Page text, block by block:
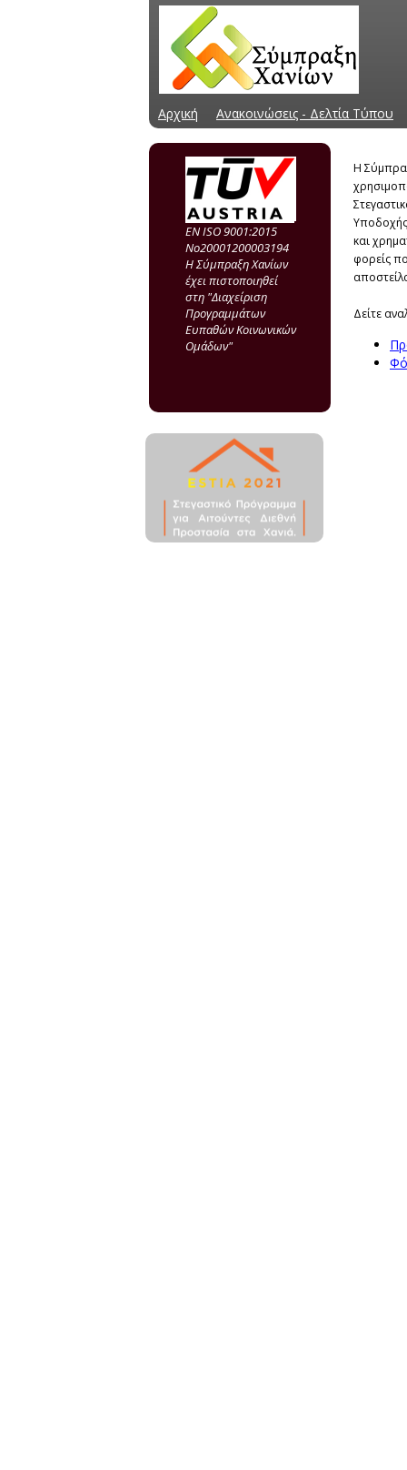
Αρχική Ανακοινώσεις - Δελτία Τύπου
EN ISO 9001:2015
Νo20001200003194
Η Σύμπραξη Χανίων
έχει πιστοποιηθεί
στη "Διαχείριση
Προγραμμάτων
Ευπαθών Κοινωνικών
Ομάδων"
Η
και
φορείς
Δείτε